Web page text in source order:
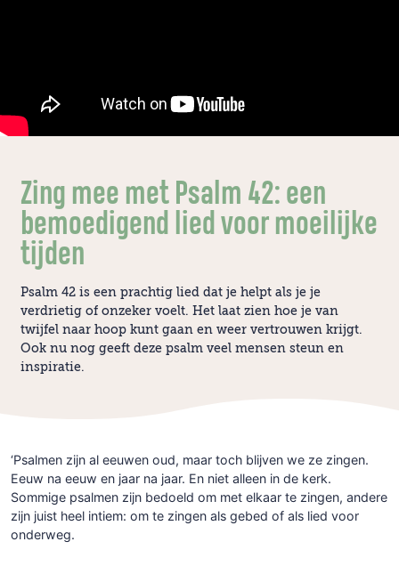
Zing mee met Psalm 42: een
bemoedigend lied voor moeilijke
tijden
Psalm 42 is een prachtig lied dat je helpt als je je
verdrietig of onzeker voelt. Het laat zien hoe je van
twijfel naar hoop kunt gaan en weer vertrouwen krijgt.
Ook nu nog geeft deze psalm veel mensen steun en
inspiratie.
‘Psalmen zijn al eeuwen oud, maar toch blijven we ze zingen.
Eeuw na eeuw en jaar na jaar. En niet alleen in de kerk.
Sommige psalmen zijn bedoeld om met elkaar te zingen, andere
zijn juist heel intiem: om te zingen als gebed of als lied voor
onderweg.